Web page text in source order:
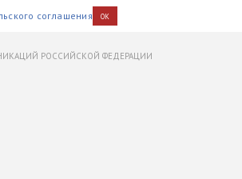
соглашения OK
РОССИЙСКОЙ ФЕДЕРАЦИИ